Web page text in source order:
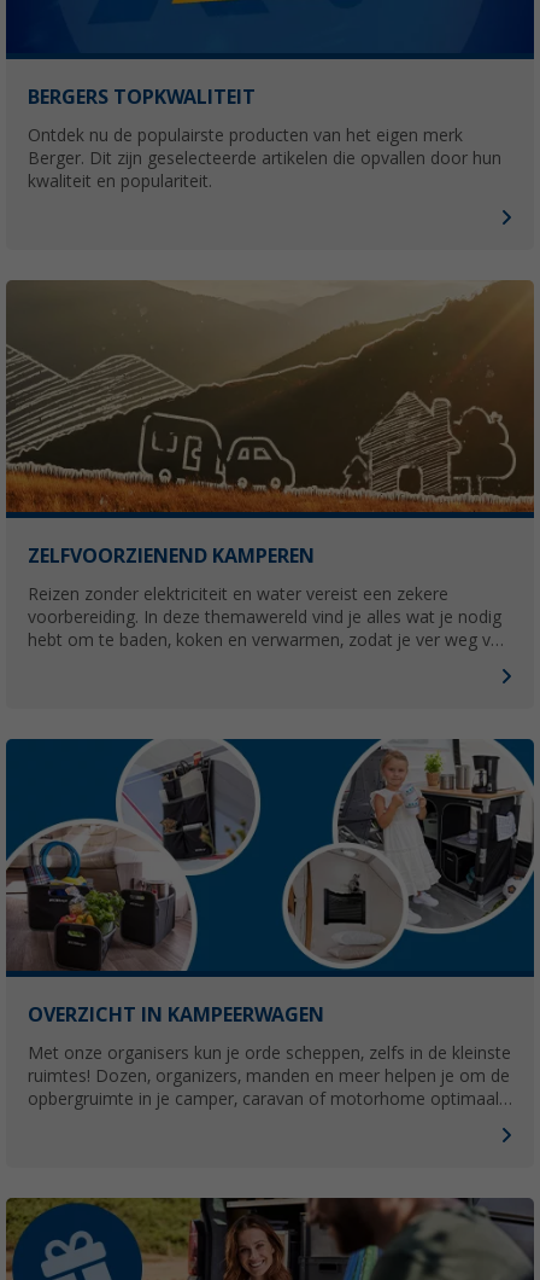
BERGERS TOPKWALITEIT
Ontdek nu de populairste producten van het eigen merk
Berger. Dit zijn geselecteerde artikelen die opvallen door hun
kwaliteit en populariteit.
ZELFVOORZIENEND KAMPEREN
Reizen zonder elektriciteit en water vereist een zekere
voorbereiding. In deze themawereld vind je alles wat je nodig
hebt om te baden, koken en verwarmen, zodat je ver weg van
OVERZICHT IN KAMPEERWAGEN
Met onze organisers kun je orde scheppen, zelfs in de kleinste
ruimtes! Dozen, organizers, manden en meer helpen je om de
opbergruimte in je camper, caravan of motorhome optimaal